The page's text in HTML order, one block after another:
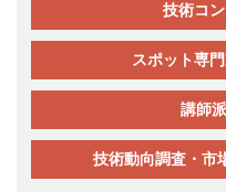
技術コ
スポット専
講師
技術動向調査・市